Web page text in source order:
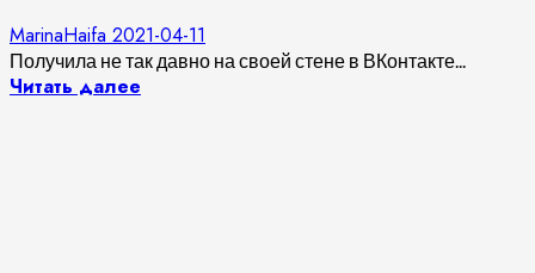
MarinaHaifa 2021-04-11
Получила не так давно на своей стене в ВКонтакте...
Читать далее